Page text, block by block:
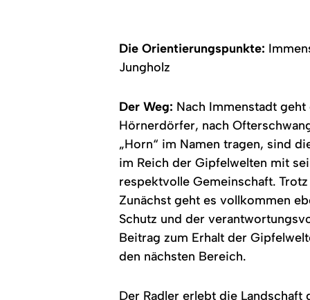
Die Orientierungspunkte:
Jungholz
Der Weg: Nach Immenstadt
Hörnerdörfer, nach
„Horn“ im Namen tragen, sind
im Reich der Gipfelwelten mit
respektvolle Gemeinschaft.
Zunächst geht es vollkommen
Schutz und der
Beitrag zum Erhalt der
den nächsten Bereich.
Der Radler erlebt die